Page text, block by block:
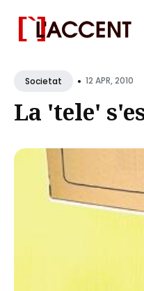
forSocietat • 12 APR, 2010
La 'tele'